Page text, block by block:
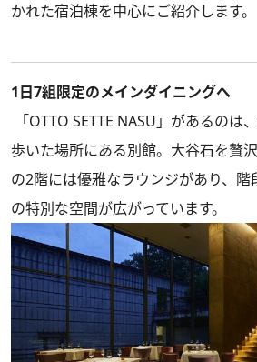
かれた宿泊棟を中心にご紹介します。
1日7組限定のメインダイニングへ
「OTTO SETTE NASU」があるのは
歩いた場所にある別館。大谷石を贅
の2階には優雅なラウンジがあり、
の特別な空間が広がっています。